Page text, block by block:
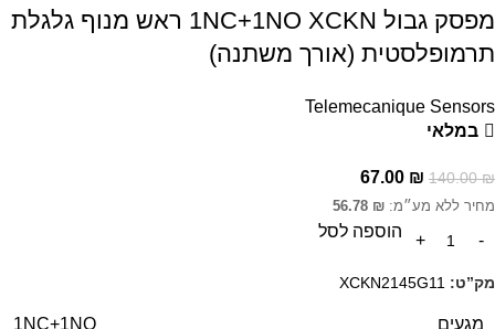
מפסק גבול 1NC+1NO XCKN ראש מנוף גלגלת
תרמופלסטית (אורך משתנה)
Telemecanique Sensors
במלאי
140.00₪
67.00 ₪
מחיר ללא מע״מ: 56.78 ₪
הוספה לסל
מק”ט: XCKN2145G11
מגעים 1NC+1NO